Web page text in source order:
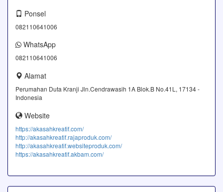
Ponsel
082110641006
WhatsApp
082110641006
Alamat
Perumahan Duta Kranji Jln.Cendrawasih 1A Blok.B No.41L, 17134 -
Indonesia
Website
https://akasahkreatif.com/
http://akasahkreatif.rajaproduk.com/
http://akasahkreatif.websiteproduk.com/
https://akasahkreatif.akbam.com/